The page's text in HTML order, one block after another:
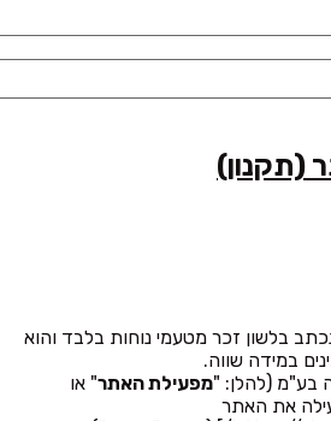
(תקנון)
בלשון זכר מטעמי נוחות בלבד והוא
במידה שווה.
בע"מ (להלן: "מפעילת האתר" או
את האתר